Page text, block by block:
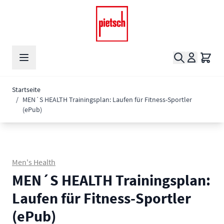
Suche
Startseite
/ MEN´S HEALTH Trainingsplan: Laufen für Fitness-Sportler
(ePub)
Men's Health
MEN´S HEALTH Trainingsplan:
Laufen für Fitness-Sportler
(ePub)